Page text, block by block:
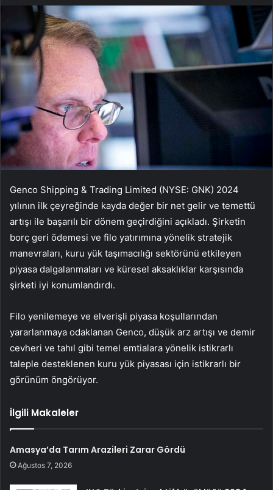
Genco Shipping & Trading Limited (NYSE: GNK) 2024
yılının ilk çeyreğinde kayda değer bir net gelir ve temettü
artışı ile başarılı bir dönem geçirdiğini açıkladı. Şirketin
borç geri ödemesi ve filo yatırımına yönelik stratejik
manevraları, kuru yük taşımacılığı sektörünü etkileyen
piyasa dalgalanmaları ve küresel aksaklıklar karşısında
şirketi iyi konumlandırdı.
Filo yenilemeye ve elverişli piyasa koşullarından
yararlanmaya odaklanan Genco, düşük arz artışı ve demir
cevheri ve tahıl gibi temel emtialara yönelik istikrarlı
taleple desteklenen kuru yük piyasası için istikrarlı bir
görünüm öngörüyor.
İlgili Makaleler
Amasya’da Tarım Arazileri Zarar Gördü
Ağustos 7, 2026